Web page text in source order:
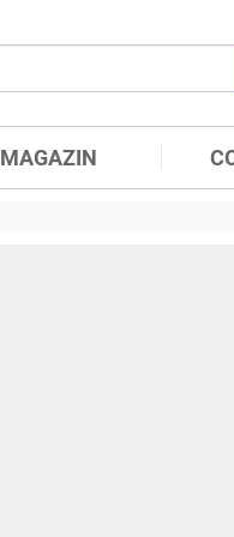
MAGAZIN